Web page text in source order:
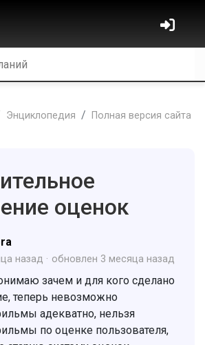
Энциклопедия Полная версия сайта
оценок
назад обновлен 3 месяца назад
зачем и для кого сделано
теперь невозможно
адекватно, нельзя
по оценке пользователя,